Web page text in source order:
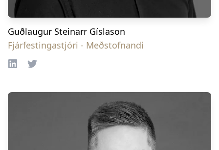
Guðlaugur Steinarr Gíslason
Fjárfestingastjóri - Meðstofnandi
LinkedInTwitter